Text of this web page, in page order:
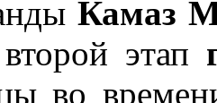
Камаз
этап
во